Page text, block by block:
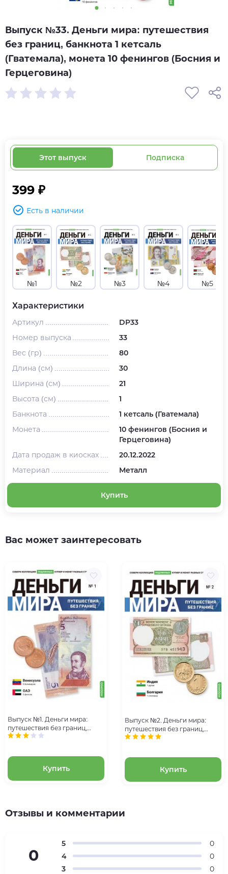
Выпуск №33. Деньги мира: путешествия
без границ, банкнота 1 кетсаль
(Гватемала), монета 10 фенингов (Босния и
Герцеговина)
Этот выпуск Подписка
399 ₽
Есть в наличии
№1 №2 №3 №4 №5
Характеристики
Артикул
DP33
Номер выпуска
33
Вес (гр)
80
Длина (см)
30
Ширина (см)
21
Высота (см)
1
Банкнота
1 кетсаль (Гватемала)
Монета
10 фенингов (Босния и
Герцеговина)
Дата продаж в киосках
20.12.2022
Материал
Металл
Купить
Вас может заинтересовать
Выпуск №1. Деньги мира:
путешествия без границ,
банкнота 5 боливаров
Купить
Выпуск №2. Деньги мира:
путешествия без границ,
банкнота 1 рупия (Индия) и
Купить
Отзывы и комментарии
0
5
0
4
0
3
0